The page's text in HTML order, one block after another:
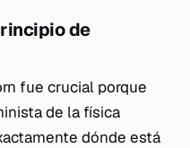
de
fue crucial porque
de la física
dónde está